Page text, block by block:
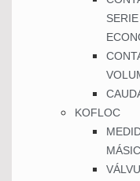
SERIE
KOFLOC